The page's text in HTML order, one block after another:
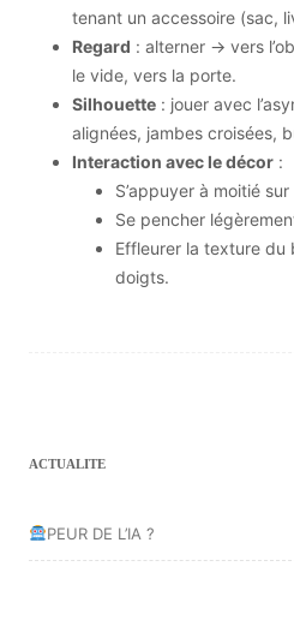
tenant un accessoire (sac,
Regard : alterner → vers
le vide, vers la porte.
Silhouette : jouer avec
alignées, jambes croisées,
Interaction avec le décor :
S’appuyer à moitié
Se pencher
Effleurer la texture du
doigts.
ACTUALITE
PEUR DE L’IA ?